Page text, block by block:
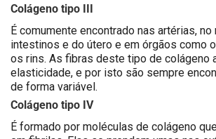
Colágeno tipo III
É comumente encontrado nas artérias,
intestinos e do útero e em órgãos como
os rins. As fibras deste tipo de colágeno
elasticidade, e por isto são sempre
de forma variável.
Colágeno tipo IV
É formado por moléculas de colágeno